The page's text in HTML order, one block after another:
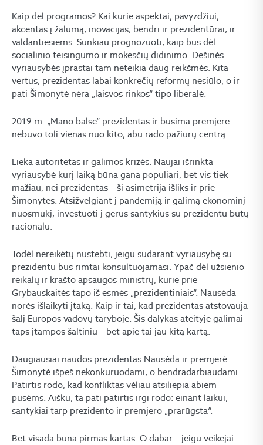
Kaip dėl programos? Kai kurie aspektai, pavyzdžiui,
akcentas į žalumą, inovacijas, bendri ir prezidentūrai, ir
valdantiesiems. Sunkiau prognozuoti, kaip bus dėl
socialinio teisingumo ir mokesčių didinimo. Dešinės
vyriausybės įprastai tam neteikia daug reikšmės. Kita
vertus, prezidentas labai konkrečių reformų nesiūlo, o ir
pati Šimonytė nėra „laisvos rinkos“ tipo liberalė.
2019 m. „Mano balse“ prezidentas ir būsima premjerė
nebuvo toli vienas nuo kito, abu rado pažiūrų centrą.
Lieka autoritetas ir galimos krizės. Naujai išrinkta
vyriausybė kurį laiką būna gana populiari, bet vis tiek
mažiau, nei prezidentas – ši asimetrija išliks ir prie
Šimonytės. Atsižvelgiant į pandemiją ir galimą ekonominį
nuosmukį, investuoti į gerus santykius su prezidentu būtų
racionalu.
Todėl nereikėtų nustebti, jeigu sudarant vyriausybę su
prezidentu bus rimtai konsultuojamasi. Ypač dėl užsienio
reikalų ir krašto apsaugos ministrų, kurie prie
Grybauskaitės tapo iš esmės „prezidentiniais“. Nausėda
norės išlaikyti įtaką. Kaip ir tai, kad prezidentas atstovauja
šalį Europos vadovų taryboje. Šis dalykas ateityje galimai
taps įtampos šaltiniu – bet apie tai jau kitą kartą.
Daugiausiai naudos prezidentas Nausėda ir premjerė
Šimonytė išpeš nekonkuruodami, o bendradarbiaudami.
Patirtis rodo, kad konfliktas vėliau atsiliepia abiem
pusėms. Aišku, ta pati patirtis irgi rodo: einant laikui,
santykiai tarp prezidento ir premjero „prarūgsta“.
Bet visada būna pirmas kartas. O dabar – jeigu veikėjai